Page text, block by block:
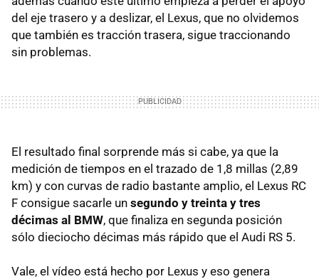
del eje trasero y a deslizar, el Lexus, que no olvidemos
que también es tracción trasera, sigue traccionando
sin problemas.
El resultado final sorprende más si cabe, ya que la
medición de tiempos en el trazado de 1,8 millas (2,89
km) y con curvas de radio bastante amplio, el Lexus RC
F consigue sacarle un segundo y treinta y tres
décimas al BMW, que finaliza en segunda posición
sólo dieciocho décimas más rápido que el Audi RS 5.
Vale, el vídeo está hecho por Lexus y eso genera